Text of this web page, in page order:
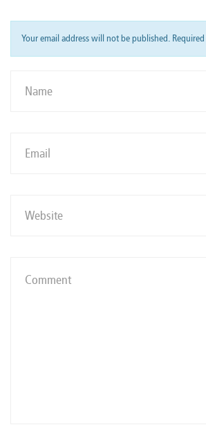
Your email address will not be published.